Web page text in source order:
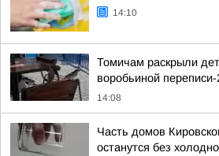
14:10
Томичам раскрыли
воробьиной
14:08
Часть домов
останутся без